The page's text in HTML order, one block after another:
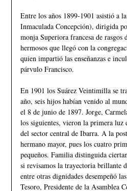
Entre los años 1899-1901 asistió a
Inmaculada Concepción), dirigida
monja Superiora francesa de rasgos
hermosos que llegó con la
quien impartió las enseñanzas e
párvulo Francisco.
En 1901 los Suárez Veintimilla se
año, seis hijos habían venido al
el 8 de junio de 1897. Jorge,
los siguientes, vieron la primera
del sector central de Ibarra. A la
hermano mayor, pues los cuatro
pequeños. Familia distinguida
si revisamos la trayectoria brillante
entre otras dignidades desempeñó
Tesoro, Presidente de la Asamblea